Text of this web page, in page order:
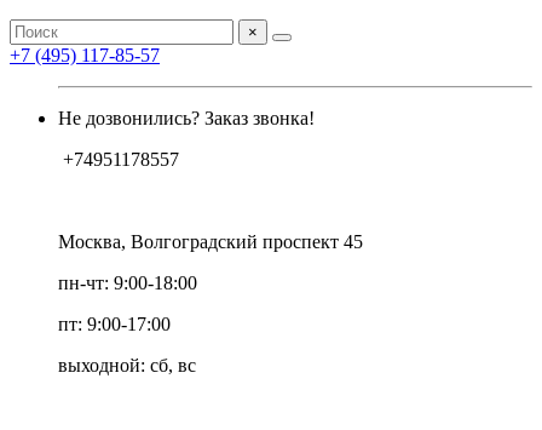
×
+7 (495) 117-85-57
Не дозвонились? Заказ звонка!
+74951178557
Москва, Волгоградский проспект 45
пн-чт: 9:00-18:00
пт: 9:00-17:00
выходной: сб, вс